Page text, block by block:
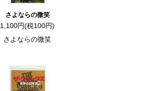
さよならの微笑
1,100円(税100円)
さよならの微笑